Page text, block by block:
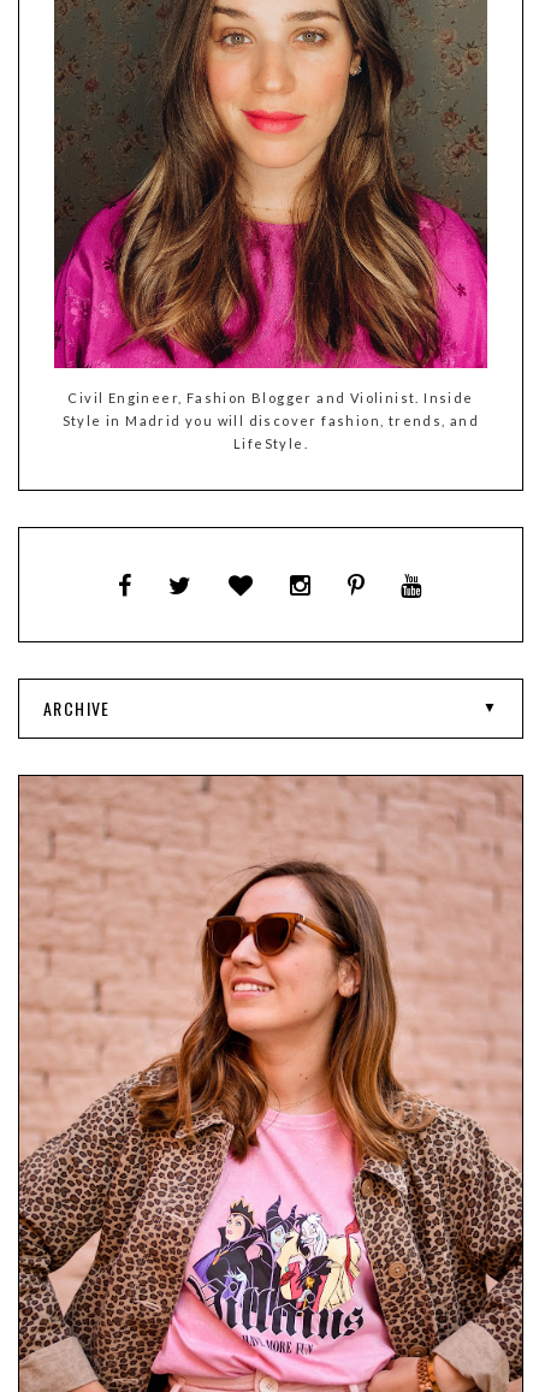
Civil Engineer, Fashion Blogger and Violinist. Inside
Style in Madrid you will discover fashion, trends, and
LifeStyle.
ARCHIVE